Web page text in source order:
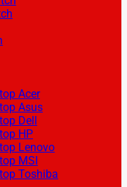
Acer
Asus
Dell
HP
Lenovo
MSI
Toshiba